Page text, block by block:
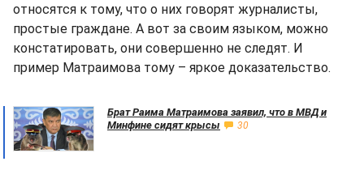
относятся к тому, что о них говорят журналисты,
простые граждане. А вот за своим языком, можно
констатировать, они совершенно не следят. И
пример Матраимова тому – яркое доказательство.
Брат Раима Матраимова заявил, что в МВД и
Минфине сидят крысы
30